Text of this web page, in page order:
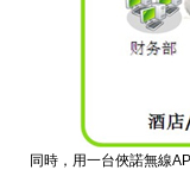
同時，用一台俠諾無線